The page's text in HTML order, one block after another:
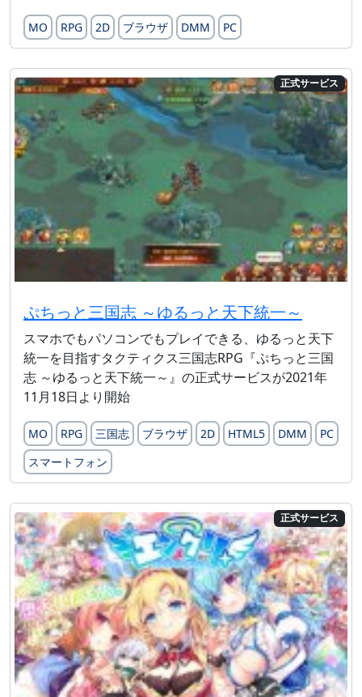
MO RPG 2D ブラウザ DMM PC
正式サービス
ぷちっと三国志 ～ゆるっと天下統一～
スマホでもパソコンでもプレイできる、ゆるっと天下
統一を目指すタクティクス三国志RPG『ぷちっと三国
志 ～ゆるっと天下統一～』の正式サービスが2021年
11月18日より開始
MO RPG 三国志 ブラウザ 2D HTML5 DMM
PC
スマートフォン
正式サービス